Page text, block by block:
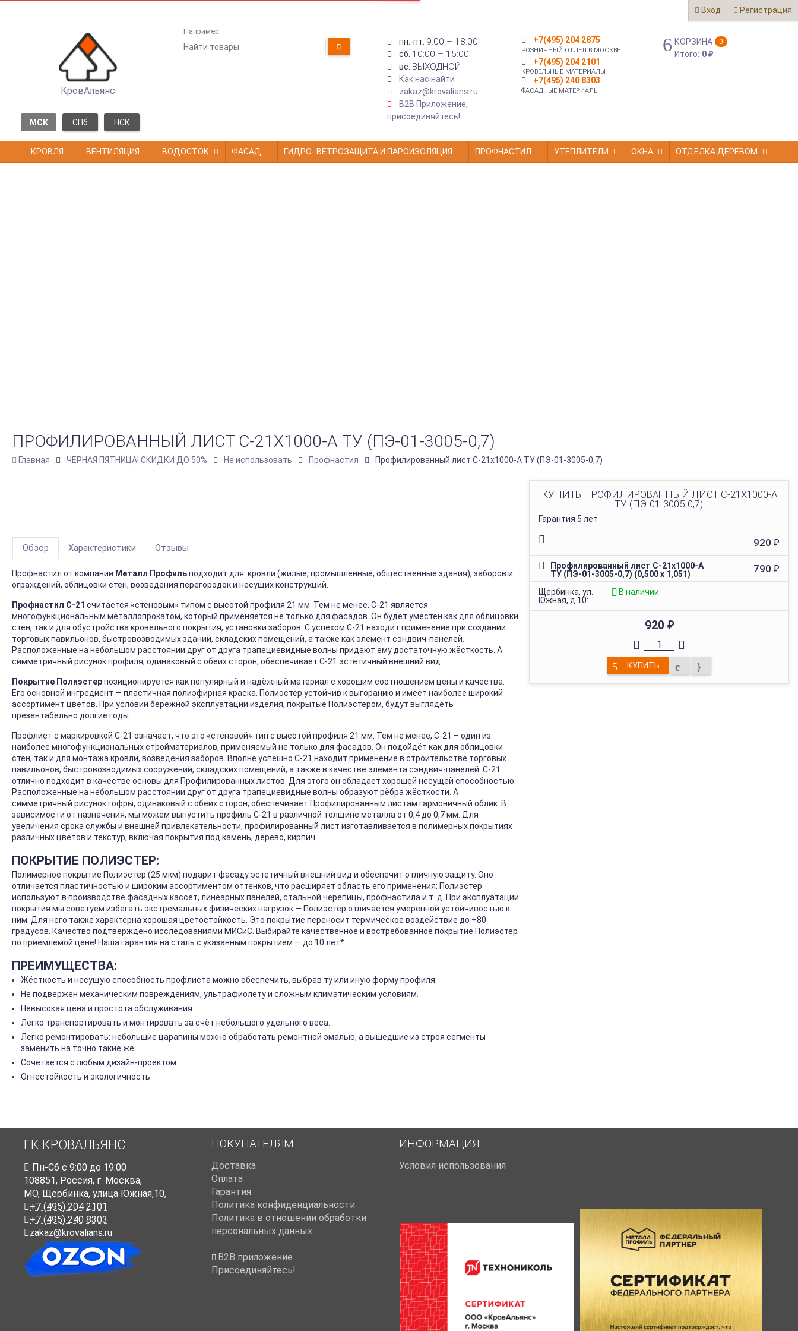
Вход Регистрация
КровАльянс
МСК СПб НСК
Например:
пн.-пт. 9:00 – 18:00
сб. 10:00 – 15:00
вс. ВЫХОДНОЙ
Как нас найти
zakaz@krovalians.ru
B2B Приложение,
присоединяйтесь!
+7(495) 204 2875
РОЗНИЧНЫЙ ОТДЕЛ В МОСКВЕ
+7(495) 204 2101
КРОВЕЛЬНЫЕ МАТЕРИАЛЫ
+7(495) 240 8303
ФАСАДНЫЕ МАТЕРИАЛЫ
КОРЗИНА 0
Итого: 0₽
КРОВЛЯ ВЕНТИЛЯЦИЯ ВОДОСТОК ФАСАД ГИДРО- ВЕТРОЗАЩИТА И ПАРОИЗОЛЯЦИЯ ПРОФНАСТИЛ УТЕПЛИТЕЛИ ОКНА ОТДЕЛКА ДЕРЕВОМ
ПРОФИЛИРОВАННЫЙ ЛИСТ С-21Х1000-A ТУ (ПЭ-01-3005-0,7)
Главная ЧЕРНАЯ ПЯТНИЦА! СКИДКИ ДО 50% Не использовать Профнастил Профилированный лист С-21х1000-A ТУ (ПЭ-01-3005-0,7)
КУПИТЬ ПРОФИЛИРОВАННЫЙ ЛИСТ С-21Х1000-A
ТУ (ПЭ-01-3005-0,7)
Гарантия 5 лет
920 ₽
Профилированный лист С-21х1000-A
ТУ (ПЭ-01-3005-0,7) (0,500 х 1,051)
790 ₽
Щербинка, ул.
Южная, д.10:
В наличии
920 ₽
КУПИТЬ
Обзор Характеристики Отзывы
Профнастил от компании Металл Профильподходит для: кровли (жилые, промышленные, общественные здания), заборов и
ограждений, облицовки стен, возведения перегородок и несущих конструкций.
Профнастил С-21 считается «стеновым» типом с высотой профиля 21 мм. Тем не менее, С-21 является
многофункциональным металлопрокатом, который применяется не только для фасадов. Он будет уместен как для облицовки
стен, так и для обустройства кровельного покрытия, установки заборов. С успехом С-21 находит применение при создании
торговых павильонов, быстровозводимых зданий, складских помещений, а также как элемент сэндвич-панелей.
Расположенные на небольшом расстоянии друг от друга трапециевидные волны придают ему достаточную жёсткость. А
симметричный рисунок профиля, одинаковый с обеих сторон, обеспечивает С-21 эстетичный внешний вид.
Покрытие Полиэстерпозиционируется как популярный и надёжный материал с хорошим соотношением цены и качества.
Его основной ингредиент — пластичная полиэфирная краска. Полиэстер устойчив к выгоранию и имеет наиболее широкий
ассортимент цветов. При условии бережной эксплуатации изделия, покрытые Полиэстером, будут выглядеть
презентабельно долгие годы.
Профлист с маркировкой С-21 означает, что это «стеновой» тип с высотой профиля 21 мм. Тем не менее, С-21 – один из
наиболее многофункциональных стройматериалов, применяемый не только для фасадов. Он подойдёт как для облицовки
стен, так и для монтажа кровли, возведения заборов. Вполне успешно С-21 находит применение в строительстве торговых
павильонов, быстровозводимых сооружений, складских помещений, а также в качестве элемента сэндвич-панелей. С-21
отлично подходит в качестве основы для Профилированных листов. Для этого он обладает хорошей несущей способностью.
Расположенные на небольшом расстоянии друг от друга трапециевидные волны образуют рёбра жёсткости. А
симметричный рисунок гофры, одинаковый с обеих сторон, обеспечивает Профилированным листам гармоничный облик. В
зависимости от назначения, мы можем выпустить профиль С-21 в различной толщине металла от 0,4 до 0,7 мм. Для
увеличения срока службы и внешней привлекательности, профилированный лист изготавливается в полимерных покрытиях
различных цветов и текстур, включая покрытия под камень, дерево, кирпич.
ПОКРЫТИЕ ПОЛИЭСТЕР:
Полимерное покрытие Полиэстер (25 мкм) подарит фасаду эстетичный внешний вид и обеспечит отличную защиту. Оно
отличается пластичностью и широким ассортиментом оттенков, что расширяет область его применения: Полиэстер
используют в производстве фасадных кассет, линеарных панелей, стальной черепицы, профнастила и т. д. При эксплуатации
покрытия мы советуем избегать экстремальных физических нагрузок — Полиэстер отличается умеренной устойчивостью к
ним. Для него также характерна хорошая цветостойкость. Это покрытие переносит термическое воздействие до +80
градусов. Качество подтверждено исследованиями МИСиС. Выбирайте качественное и востребованное покрытие Полиэстер
по приемлемой цене! Наша гарантия на сталь с указанным покрытием — до 10 лет*.
ПРЕИМУЩЕСТВА:
Жёсткость и несущую способность профлиста можно обеспечить, выбрав ту или иную форму профиля.
Не подвержен механическим повреждениям, ультрафиолету и сложным климатическим условиям.
Невысокая цена и простота обслуживания.
Легко транспортировать и монтировать за счёт небольшого удельного веса.
Легко ремонтировать: небольшие царапины можно обработать ремонтной эмалью, а вышедшие из строя сегменты
заменить на точно такие же.
Сочетается с любым дизайн-проектом.
Огнестойкость и экологичность.
ГК КРОВАЛЬЯНС
Пн-Cб с 9:00 до 19:00
108851, Россия, г. Москва,
МО, Щербинка, улица Южная,10,
+7 (495) 204 2101
+7 (495) 240 8303
zakaz@krovalians.ru
ПОКУПАТЕЛЯМ
Доставка
Оплата
Гарантия
Политика конфиденциальности
Политика в отношении обработки
персональных данных
B2B приложение
Присоединяйтесь!
ИНФОРМАЦИЯ
Условия использования